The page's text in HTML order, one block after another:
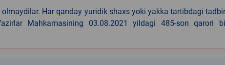
Har qanday yuridik shaxs yoki yakka tartibdagi
Mahkamasining 03.08.2021 yildagi 485-son qarori